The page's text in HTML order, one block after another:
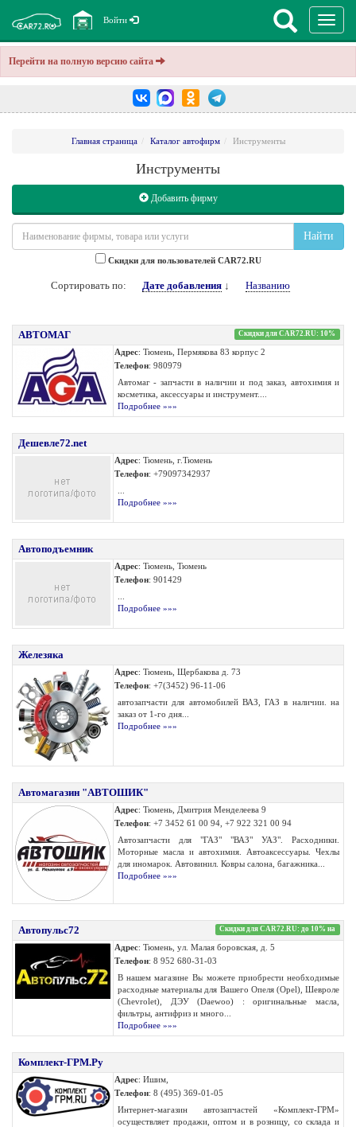
Перейти на полную версию сайта
Войти
Главная страница Каталог автофирм Инструменты
Инструменты
Добавить фирму
Найти
Cкидки для пользователей CAR72.RU
Сортировать по: Дате добавления↓ Названию
АВТОМАГ Скидки для CAR72.RU: 10%
Адрес: Тюмень, Пермякова 83 корпус 2
Телефон: 980979
Автомаг - запчасти в наличии и под заказ, автохимия и
косметика, аксессуары и инструмент....
Подробнее »»»
Дешевле72.net
Адрес: Тюмень, г.Тюмень
Телефон: +79097342937
Подробнее »»»
Автоподъемник
Адрес: Тюмень, Тюмень
Телефон: 901429
Подробнее »»»
Железяка
Адрес: Тюмень, Щербакова д. 73
Телефон: +7(3452) 96-11-06
автозапчасти для автомобилей ВАЗ, ГАЗ в наличии. на
заказ от 1-го дня...
Подробнее »»»
Автомагазин "АВТОШИК"
Адрес: Тюмень, Дмитрия Менделеева 9
Телефон: +7 3452 61 00 94, +7 922 321 00 94
Автозапчасти для "ГАЗ" "ВАЗ" УАЗ". Расходники.
Моторные масла и автохимия. Автоаксессуары. Чехлы
для иномарок. Автовинил. Ковры салона, багажника...
Подробнее »»»
Автопульс72 Скидки для CAR72.RU: до 10% на
Адрес: Тюмень, ул. Малая боровская, д. 5
Телефон: 8 952 680-31-03
В нашем магазине Вы можете приобрести необходимые
расходные материалы для Вашего Опеля (Opel), Шевроле
(Сhevrolet), ДЭУ (Daewoo) : оригинальные масла,
фильтры, антифриз и много...
Подробнее »»»
Комплект-ГРМ.Ру
Адрес: Ишим,
Телефон: 8 (495) 369-01-05
Интернет-магазин автозапчастей «Комплект-ГРМ»
осуществляет продажи, оптом и в розницу, со склада и